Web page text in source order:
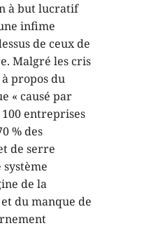
à but lucratif
infime
de ceux de
Malgré les cris
propos du
« causé par
100 entreprises
% des
de serre
système
de la
du manque de